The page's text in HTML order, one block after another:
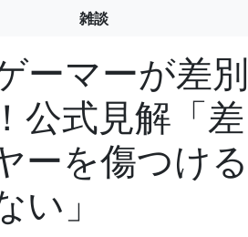
雑談
ーマーが差別
公式見解「差
ーを傷つける
」